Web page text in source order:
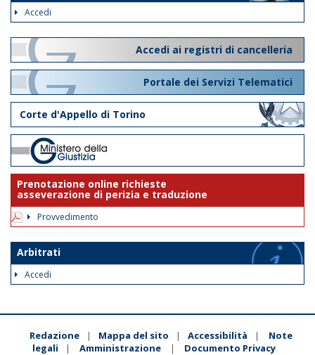
Accedi
Accedi ai registri di cancelleria
Portale dei Servizi Telematici
Corte d'Appello di Torino
Prenotazione online richieste
asseverazione di perizia e traduzione
Provvedimento
Arbitrati
Accedi
Redazione | Mappa del sito | Accessibilità |
Note
legali
| Amministrazione | Documento Privacy